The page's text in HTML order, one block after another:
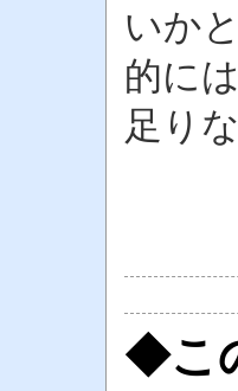
いか
的に
足り
◆こ